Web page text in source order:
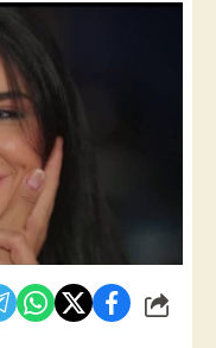
شارك